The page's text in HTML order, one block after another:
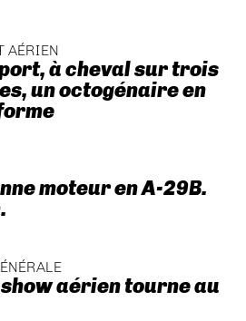
AÉRIEN
à cheval sur trois
un octogénaire en
moteur en A-29B.
show aérien tourne au